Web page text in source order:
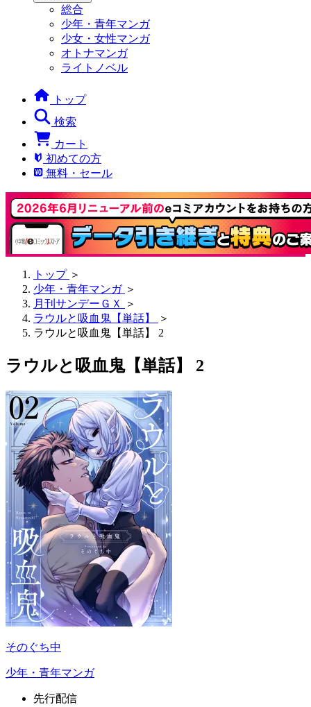
総合
少年・青年マンガ
少女・女性マンガ
オトナマンガ
ライトノベル
トップ
検索
カート
初めての方
無料・セール
トップ ＞
少年・青年マンガ ＞
月刊サンデーＧＸ
＞
ラウルと吸血鬼【単話】
＞
ラウルと吸血鬼【単話】 2
ラウルと吸血鬼【単話】 2
そのぐち中
少年・青年マンガ
先行配信